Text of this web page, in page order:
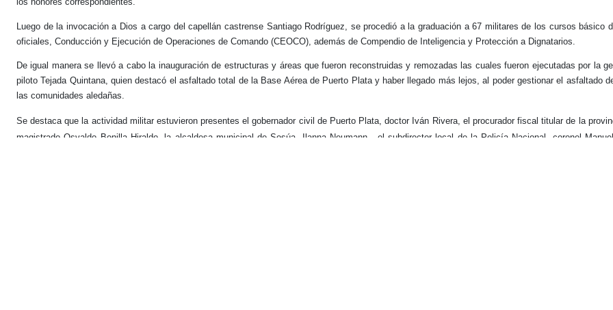
Luego de la invocación a Dios a cargo del capellán castrense Santiago Rodríguez, se procedió a la graduación a 67 militares de los cursos básico
oficiales, Conducción y Ejecución de Operaciones de Comando (CEOCO), además de Compendio de Inteligencia y Protección a Dignatarios.
De igual manera se llevó a cabo la inauguración de estructuras y áreas que fueron reconstruidas y remozadas las cuales fueron ejecutadas por la
piloto Tejada Quintana, quien destacó el asfaltado total de la Base Aérea de Puerto Plata y haber llegado más lejos, al poder gestionar el asfaltado
las comunidades aledañas.
Se destaca que la actividad militar estuvieron presentes el gobernador civil de Puerto Plata, doctor Iván Rivera, el procurador fiscal titular de la
magistrado Osvaldo Bonilla Hiraldo, la alcaldesa municipal de Sosúa, Ilanna Neumann,
el subdirector local de la Policía Nacional, coronel